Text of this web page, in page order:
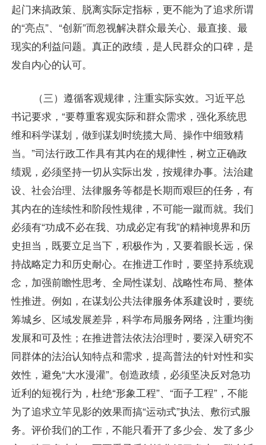
起门来搞政策、脱离实际定指标，更不能为了追求所谓
的“亮点”、“创新”而忽视解决群众最关心、最直接、最
现实的利益问题。真正的政绩，是人民群众的口碑，是
发自内心的认可。
（三）遵循客观规律，注重实际实效。习近平总
书记要求，“要尊重客观实际和群众需求，强化系统思
维和科学谋划，做到谋划时统揽大局、操作中细致精
当。”司法行政工作具有其内在的规律性，树立正确政
绩观，必须坚持一切从实际出发，按规律办事。法治建
设、社会治理、法律服务等都是长期而艰巨的任务，有
其内在的连续性和阶段性规律，不可能一蹴而就。我们
必须有“功成不必在我、功成必定有我”的精神境界和历
史担当，既要立足当下，积极作为，又要着眼长远，保
持战略定力和历史耐心。在推进工作时，要坚持系统观
念，加强前瞻性思考、全局性谋划、战略性布局、整体
性推进。例如，在谋划公共法律服务体系建设时，要统
筹城乡、区域发展差异，科学布局服务网络，注重均衡
发展和可及性；在推进普法依法治理时，要深入研究不
同群体的法治认知特点和需求，提高普法的针对性和实
效性，避免“大水漫灌”。创造政绩，必须坚决反对急功
近利的短视行为，杜绝“形象工程”、“面子工程”，不能
为了追求立竿见影的效果而搞“运动式”执法、敷衍式服
务。评价我们的工作，不能只看开了多少会、发了多少